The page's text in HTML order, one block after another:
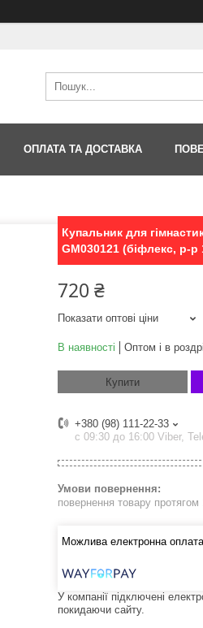
ОПЛАТА ТА ДОСТАВКА
Купальник для
GM030121 (біфлекс, р-р
720 ₴
Показати оптові ціни
В наявності Оптом і в
Купити
+380 (98) 111-22-33
с 09:30 до 16:00 Viber,
повернення товару протягом
У компанії підключені
покидаючи сайту.